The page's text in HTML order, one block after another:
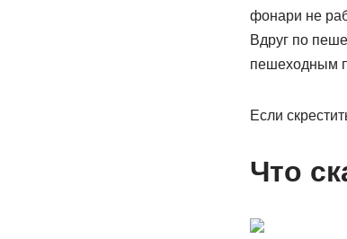
фонари не
Вдруг по
пешеходным
Если
Что